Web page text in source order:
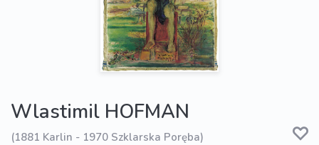
Wlastimil HOFMAN
(1881 Karlin - 1970 Szklarska Poręba)